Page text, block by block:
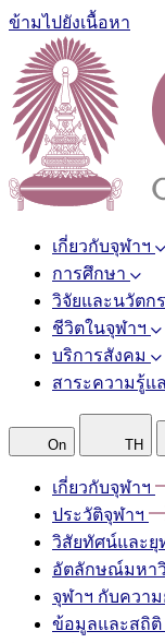
ข้ามไปยังเนื้อหา
เกี่ยวกับจุฬาฯ
การศึกษา
วิจัยและนวัตก
ชีวิตในจุฬาฯ
บริการสังคม
สาระความรู้แ
On TH
เกี่ยวกับจุฬาฯ
ประวัติจุฬาฯ
วิสัยทัศน์และยุ
อัตลักษณ์มหา
จุฬาฯ กับความ
ข้อมูลและสถิติ